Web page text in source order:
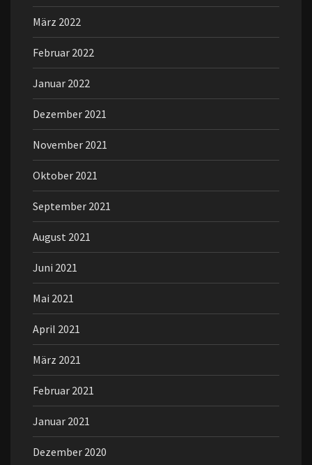
März 2022
Februar 2022
Januar 2022
Dezember 2021
November 2021
Oktober 2021
September 2021
August 2021
Juni 2021
Mai 2021
April 2021
März 2021
Februar 2021
Januar 2021
Dezember 2020